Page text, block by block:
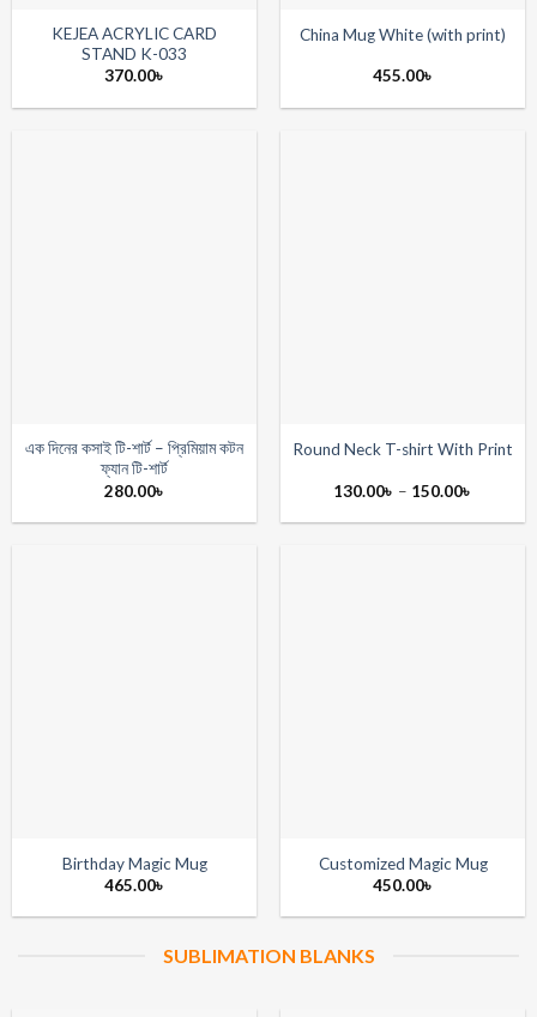
KEJEA ACRYLIC CARD
STAND K-033
370.00৳
China Mug White (with print)
455.00৳
এক দিনের কসাই টি-শার্ট – প্রিমিয়াম কটন
ফ্যান টি-শার্ট
280.00৳
Round Neck T-shirt With Print
130.00৳ – 150.00৳
130.00৳
Birthday Magic Mug
465.00৳
Customized Magic Mug
450.00৳
SUBLIMATION BLANKS